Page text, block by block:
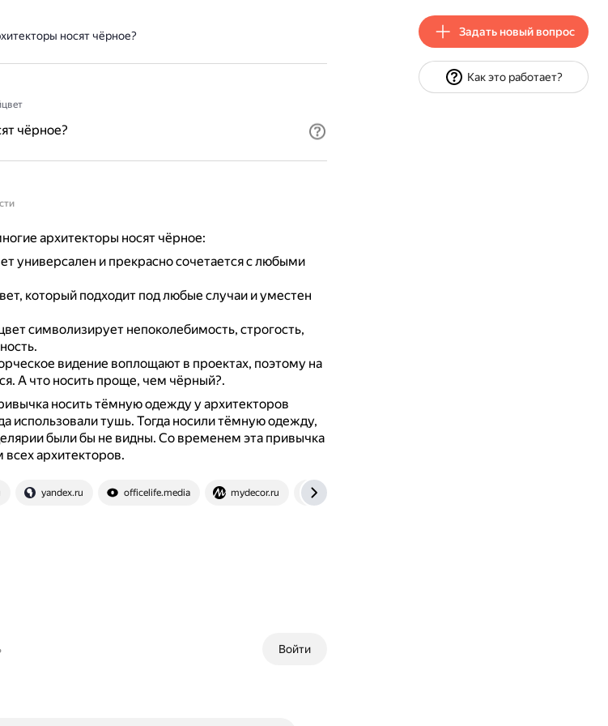
носят чёрное?
чёрное?
архитекторы носят чёрное:
универсален и прекрасно сочетается с любыми
который подходит под любые случаи и уместен
символизирует непоколебимость, строгость,
видение воплощают в проектах, поэтому на
А что носить проще, чем чёрный?.
носить тёмную одежду у архитекторов
использовали тушь. Тогда носили тёмную одежду,
были бы не видны. Со временем эта привычка
всех архитекторов.
yandex.ru officelife.media mydecor.ru
Войти
Задать новый вопрос
Как это работает?